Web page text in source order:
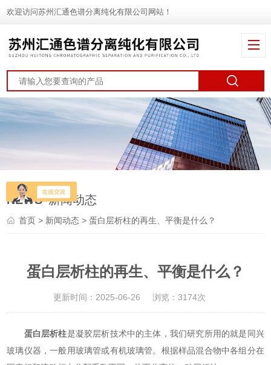
欢迎访问苏州汇通色谱分离纯化有限公司网站！
NEWS 新闻动态
首页 > 新闻动态 > 蛋白层析柱的再生、平衡是什么？
蛋白层析柱的再生、平衡是什么？
更新时间：2025-06-26 浏览：3174次
蛋白层析柱是凝胶层析技术中的主体，我们研究所用的就是同兴
玻璃仪器，一般用玻璃管或有机玻璃管。根据样品混合物中各组分在